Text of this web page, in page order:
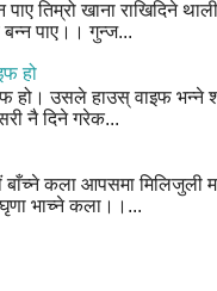
पाए तिम्रो खाना राखिदिने
बन्न पाए।। गुन्ज...
हो
हो। उसले हाउस् वाइफ भन्ने
नै दिने गरेक...
कला आपसमा मिलिजुली
घृणा भाच्ने कला।।...